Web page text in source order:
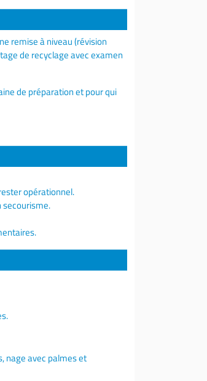
remise à niveau (révision
de recyclage avec examen
de préparation et pour qui
opérationnel.
secourisme.
nage avec palmes et